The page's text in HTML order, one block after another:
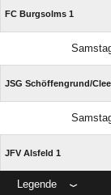
FC Burgsolms 1
JSG Schöffengrund/​
JFV Alsfeld 1
Legende